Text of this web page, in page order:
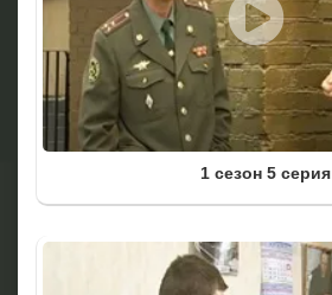
1 сезон 5 серия